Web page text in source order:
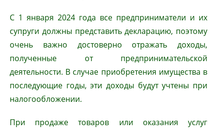
С 1 января 2024 года все предприниматели и их
супруги должны представить декларацию, поэтому
очень важно достоверно отражать доходы,
полученные от предпринимательской
деятельности. В случае приобретения имущества в
последующие годы, эти доходы будут учтены при
налогообложении.
При продаже товаров или оказания услуг